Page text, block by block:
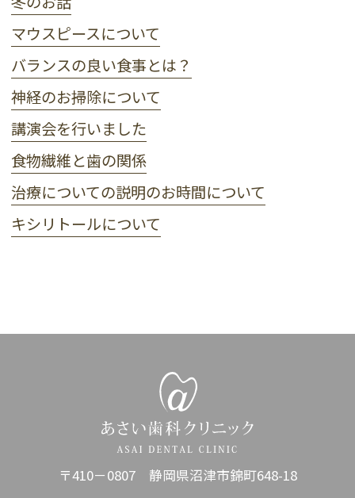
マウスピースについて
バランスの良い食事とは？
神経のお掃除について
講演会を行いました
食物繊維と歯の関係
治療についての説明のお時間について
キシリトールについて
〒410－0807 静岡県沼津市錦町648-18